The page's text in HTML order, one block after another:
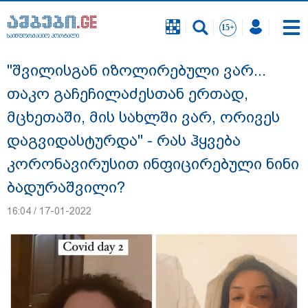
საინფორმაციო პორტალი
"ახლა მე ერთი წინადადება რომ ვთქვა,
ის გახდის ნათელს, თუ რატომ იყო ნია
იმნაძე წამქეზებელი, ნია იმნაძისგან
გამოსული ინფორმაციაა ეს... მას
საინფორმაციო პორტალი
"შვილისგან იზოლირებული ვარ...
თაკო გაჩეჩილაძესთან ერთად,
მცხეთაში, მის სახლში ვარ, ორივეს
დაგვიდასტურდა" - რას ჰყვება
კორონავირუსით ინფიცირებული ნინი
ბადურაშვილი?
16:04 / 17-01-2022